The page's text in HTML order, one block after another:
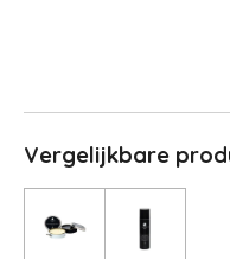
Vergelijkbare